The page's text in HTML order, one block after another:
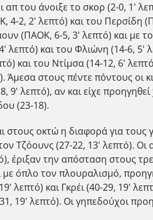
απ του άνοιξε το σκορ (2-0, 1'
4-2, 2' λεπτό) και του
(ΠΑΟΚ, 6-5, 3' λεπτό) και με
4' λεπτό) και του Φλιώνη (14-6,
και του Ντίμσα (14-12, 6'
Άμεσα στους πέντε πόντους οι
λεπτό), αν και είχε
(23-18).
στους οκτώ η διαφορά για
Τζόουνς (27-22, 13' λεπτό).
έριξαν την απόσταση στους
με όπλο τον πλουραλισμό,
λεπτό) και Γκρέι (40-29, 19'
19' λεπτό). Οι γηπεδούχοι